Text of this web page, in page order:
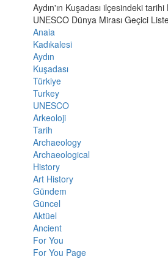
Aydın'ın Kuşadası ilçesindeki
UNESCO Dünya Mirası Geçici
Anaia
Kadıkalesi
Aydın
Kuşadası
Türkiye
Turkey
UNESCO
Arkeoloji
Tarih
Archaeology
Archaeological
History
Art History
Gündem
Güncel
Aktüel
Ancient
For You
For You Page